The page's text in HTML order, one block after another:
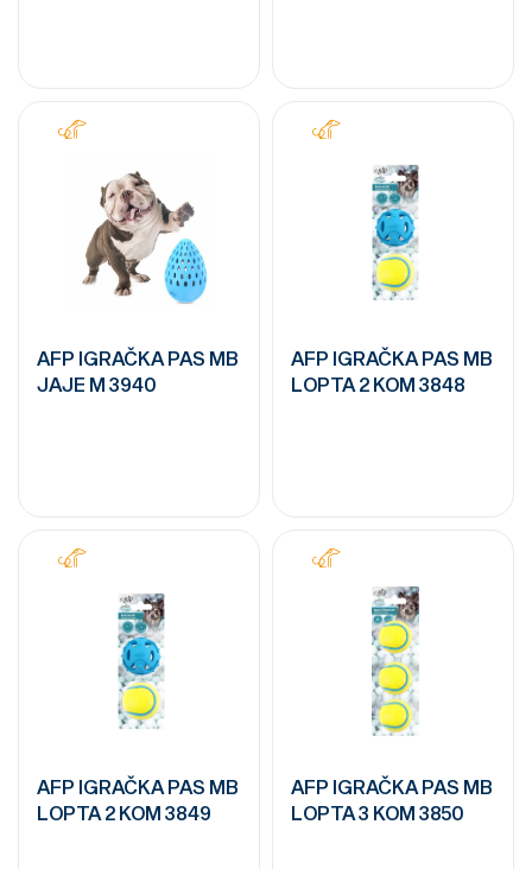
AFP IGRAČKA PAS MB
JAJE M 3940
AFP IGRAČKA PAS MB
LOPTA 2 KOM 3848
AFP IGRAČKA PAS MB
LOPTA 2 KOM 3849
AFP IGRAČKA PAS MB
LOPTA 3 KOM 3850